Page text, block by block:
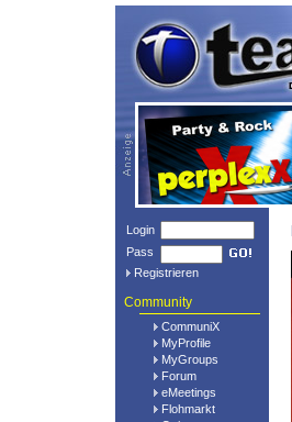
Login
Pass
Registrieren
Community
CommuniX
MyProfile
MyGroups
Forum
eMeetings
Flohmarkt